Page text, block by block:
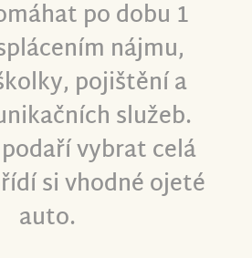
po dobu 1
nájmu,
pojištění a
služeb.
vybrat celá
si vhodné ojeté
auto.